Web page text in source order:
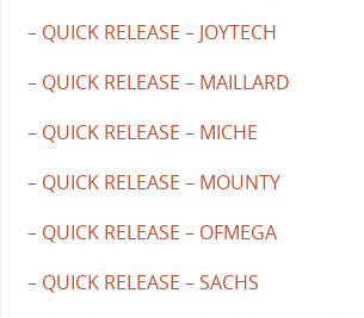
– QUICK RELEASE – JOYTECH
– QUICK RELEASE – MAILLARD
– QUICK RELEASE – MICHE
– QUICK RELEASE – MOUNTY
– QUICK RELEASE – OFMEGA
– QUICK RELEASE – SACHS